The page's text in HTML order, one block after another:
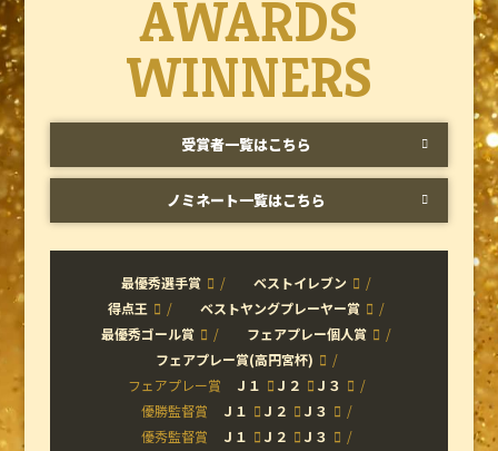
AWARDS
WINNERS
受賞者一覧はこちら
ノミネート一覧はこちら
最優秀選手賞
ベストイレブン
得点王
ベストヤングプレーヤー賞
最優秀ゴール賞
フェアプレー個人賞
フェアプレー賞(高円宮杯)
フェアプレー賞
Ｊ１ Ｊ２
Ｊ３
優勝監督賞
Ｊ１ Ｊ２
Ｊ３
優秀監督賞
Ｊ１ Ｊ２
Ｊ３